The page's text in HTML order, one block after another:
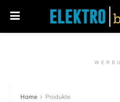
Home Produkte